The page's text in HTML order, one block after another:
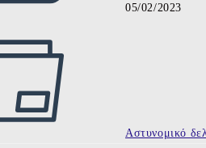
05/02/2023
Αστυνομικό